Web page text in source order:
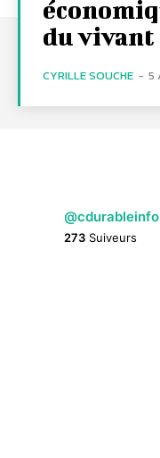
du
CYRILLE SOUCHE - 5
@cdurableinfo
273 Suiveurs